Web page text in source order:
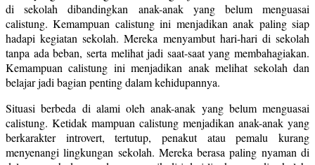
di sekolah dibandingkan anak-anak yang belum menguasai
calistung. Kemampuan calistung ini menjadikan anak paling siap
hadapi kegiatan sekolah. Mereka menyambut hari-hari di sekolah
tanpa ada beban, serta melihat jadi saat-saat yang membahagiakan.
Kemampuan calistung ini menjadikan anak melihat sekolah dan
belajar jadi bagian penting dalam kehidupannya.
Situasi berbeda di alami oleh anak-anak yang belum menguasai
calistung. Ketidak mampuan calistung menjadikan anak-anak yang
berkarakter introvert, tertutup, penakut atau pemalu kurang
menyenangi lingkungan sekolah. Mereka berasa paling nyaman di